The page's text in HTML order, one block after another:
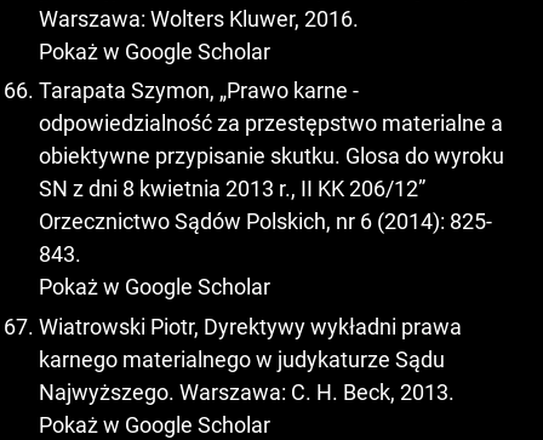
Warszawa: Wolters Kluwer, 2016.
Pokaż w Google Scholar
Tarapata Szymon, „Prawo karne -
odpowiedzialność za przestępstwo materialne a
obiektywne przypisanie skutku. Glosa do wyroku
SN z dni 8 kwietnia 2013 r., II KK 206/12”
Orzecznictwo Sądów Polskich, nr 6 (2014): 825-
843.
Pokaż w Google Scholar
Wiatrowski Piotr, Dyrektywy wykładni prawa
karnego materialnego w judykaturze Sądu
Najwyższego. Warszawa: C. H. Beck, 2013.
Pokaż w Google Scholar